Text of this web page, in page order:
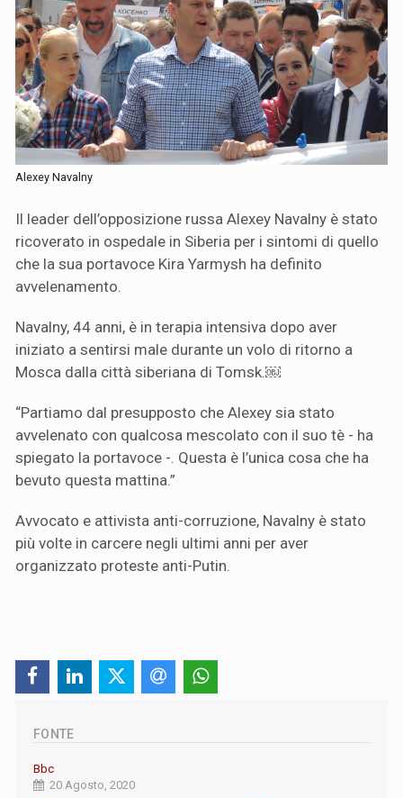
Alexey Navalny
Il leader dell’opposizione russa Alexey Navalny è stato
ricoverato in ospedale in Siberia per i sintomi di quello
che la sua portavoce Kira Yarmysh ha definito
avvelenamento.
Navalny, 44 anni, è in terapia intensiva dopo aver
iniziato a sentirsi male durante un volo di ritorno a
Mosca dalla città siberiana di Tomsk.￼
“Partiamo dal presupposto che Alexey sia stato
avvelenato con qualcosa mescolato con il suo tè - ha
spiegato la portavoce -. Questa è l’unica cosa che ha
bevuto questa mattina.”
Avvocato e attivista anti-corruzione, Navalny è stato
più volte in carcere negli ultimi anni per aver
organizzato proteste anti-Putin.
FONTE
Bbc
20 Agosto, 2020